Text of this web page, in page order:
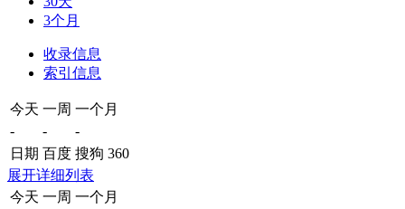
3个月
收录信息
索引信息
今天 一周 一个月
-
-
-
日期 百度 搜狗 360
展开详细列表
今天 一周 一个月